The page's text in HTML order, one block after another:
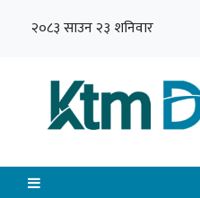
२०८३ साउन २३ शनिवार